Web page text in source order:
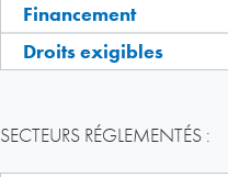
Financement
Droits exigibles
SECTEURS RÉGLEMENTÉS :